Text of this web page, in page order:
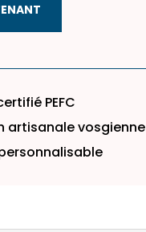
PEFC
artisanale vosgienne